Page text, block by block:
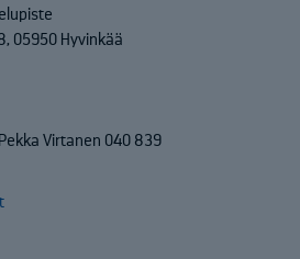
05950 Hyvinkää
Virtanen 040 839